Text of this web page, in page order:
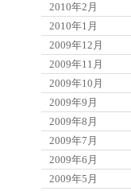
2010年2月
2010年1月
2009年12月
2009年11月
2009年10月
2009年9月
2009年8月
2009年7月
2009年6月
2009年5月